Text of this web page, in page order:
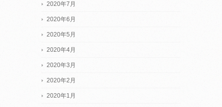
2020年7月
2020年6月
2020年5月
2020年4月
2020年3月
2020年2月
2020年1月